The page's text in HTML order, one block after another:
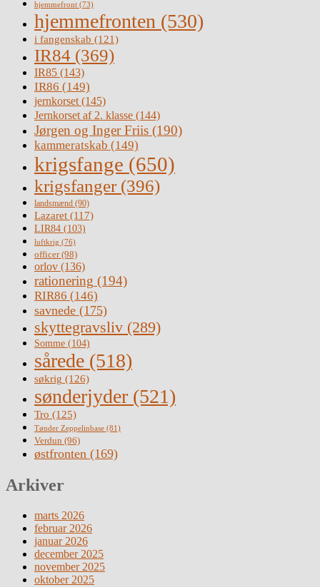
hjemmefront (73)
hjemmefronten (530)
i fangenskab (121)
IR84 (369)
IR85 (143)
IR86 (149)
jernkorset(145)
Jernkorset af 2. klasse (144)
Jørgen og Inger Friis (190)
kammeratskab (149)
krigsfange (650)
krigsfanger (396)
landsmænd (90)
Lazaret (117)
LIR84 (103)
luftkrig (76)
officer(98)
orlov (136)
rationering (194)
RIR86 (146)
savnede (175)
skyttegravsliv (289)
Somme (104)
sårede (518)
søkrig (126)
sønderjyder (521)
Tro (125)
Tønder Zeppelinbase (81)
Verdun (96)
østfronten (169)
Arkiver
marts 2026
februar 2026
januar 2026
december 2025
november 2025
oktober 2025